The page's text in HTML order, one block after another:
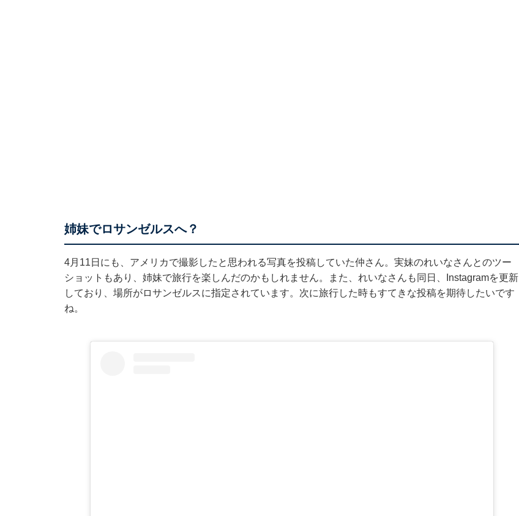
姉妹でロサンゼルスへ？
4月11日にも、アメリカで撮影したと思われる写真を投稿していた仲さん。実妹のれいなさんとのツー
ショットもあり、姉妹で旅行を楽しんだのかもしれません。また、れいなさんも同日、Instagramを更新
しており、場所がロサンゼルスに指定されています。次に旅行した時もすてきな投稿を期待したいです
ね。